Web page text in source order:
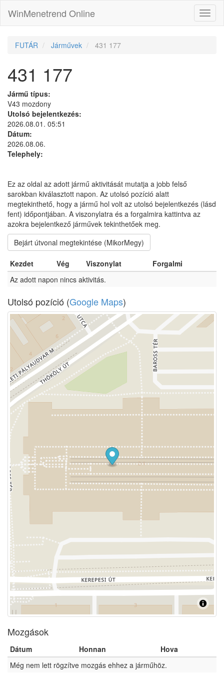
WinMenetrend Online
FUTÁR Járművek 431 177
431 177
Jármű típus:
V43 mozdony
Utolsó bejelentkezés:
2026.08.01. 05:51
Dátum:
2026.08.06.
Telephely:
Ez az oldal az adott jármű aktivitását mutatja a jobb felső
sarokban kiválasztott napon. Az utolsó pozíció alatt
megtekinthető, hogy a jármű hol volt az utolsó bejelentkezés (lásd
fent) időpontjában. A viszonylatra és a forgalmira kattintva az
azokra bejelentkező járművek tekinthetőek meg.
Bejárt útvonal megtekintése (MikorMegy)
Kezdet Vég Viszonylat
Forgalmi
Az adott napon nincs aktivitás.
Utolsó pozíció (Google Maps)
Mozgások
Dátum Honnan
Hova
Még nem lett rögzítve mozgás ehhez a járműhöz.